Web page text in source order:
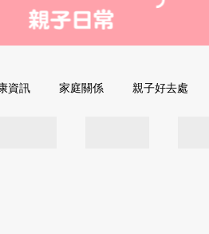
資訊 家庭關係 親子好去處